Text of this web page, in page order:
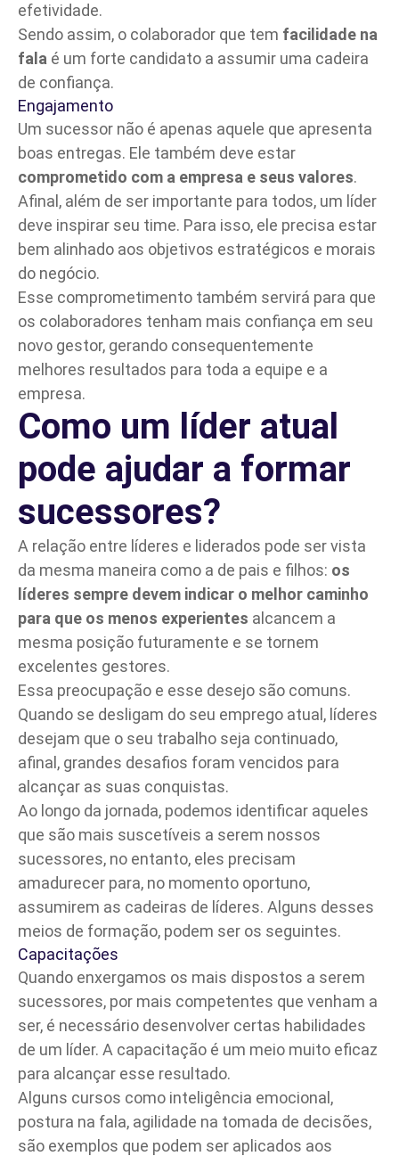
efetividade.
Sendo assim, o colaborador que tem facilidade na
fala é um forte candidato a assumir uma cadeira
de confiança.
Engajamento
Um sucessor não é apenas aquele que apresenta
boas entregas. Ele também deve estar
comprometido com a empresa e seus valores.
Afinal, além de ser importante para todos, um líder
deve inspirar seu time. Para isso, ele precisa estar
bem alinhado aos objetivos estratégicos e morais
do negócio.
Esse comprometimento também servirá para que
os colaboradores tenham mais confiança em seu
novo gestor, gerando consequentemente
melhores resultados para toda a equipe e a
empresa.
Como um líder atual
pode ajudar a formar
sucessores?
A relação entre líderes e liderados pode ser vista
da mesma maneira como a de pais e filhos: os
líderes sempre devem indicar o melhor caminho
para que os menos experientes alcancem a
mesma posição futuramente e se tornem
excelentes gestores.
Essa preocupação e esse desejo são comuns.
Quando se desligam do seu emprego atual, líderes
desejam que o seu trabalho seja continuado,
afinal, grandes desafios foram vencidos para
alcançar as suas conquistas.
Ao longo da jornada, podemos identificar aqueles
que são mais suscetíveis a serem nossos
sucessores, no entanto, eles precisam
amadurecer para, no momento oportuno,
assumirem as cadeiras de líderes. Alguns desses
meios de formação, podem ser os seguintes.
Capacitações
Quando enxergamos os mais dispostos a serem
sucessores, por mais competentes que venham a
ser, é necessário desenvolver certas habilidades
de um líder. A capacitação é um meio muito eficaz
para alcançar esse resultado.
Alguns cursos como inteligência emocional ,
postura na fala, agilidade na tomada de decisões,
são exemplos que podem ser aplicados aos